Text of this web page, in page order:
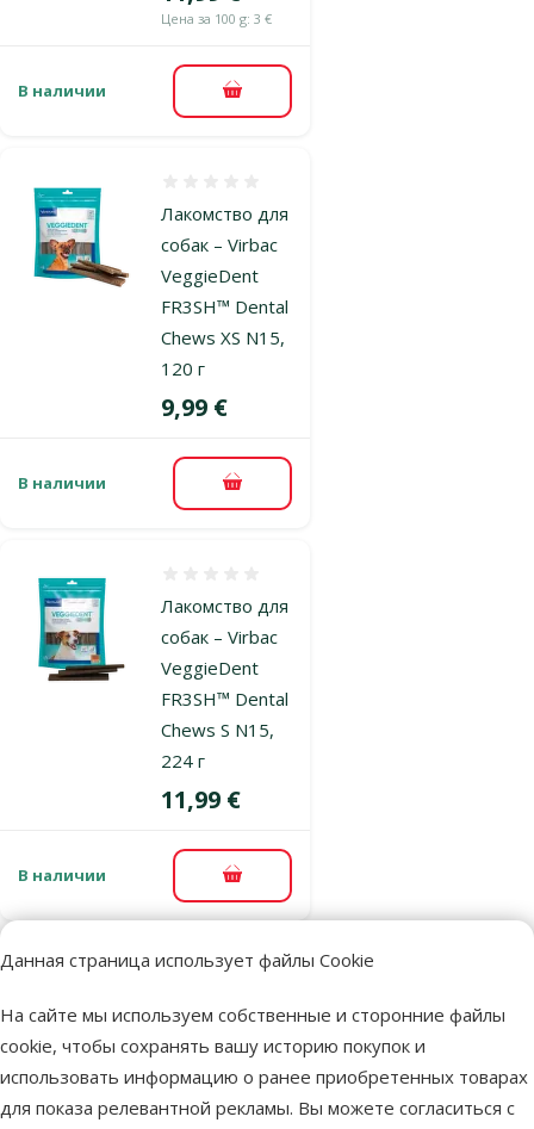
Данная страница использует файлы Cookie
На сайте мы используем собственные и сторонние файлы
cookie, чтобы сохранять вашу историю покупок и
использовать информацию о ранее приобретенных товарах
для показа релевантной рекламы. Вы можете согласиться с
Цена за 100 g: 3 €
В наличии В корзину
Лакомство для
собак – Virbac
VeggieDent
FR3SH™ Dental
Chews XS N15,
120 г
Цена
9,99 €
В наличии В корзину
Лакомство для
собак – Virbac
VeggieDent
FR3SH™ Dental
Chews S N15,
224 г
Цена
11,99 €
В наличии В корзину
собак – Virbac
VeggieDent
FR3SH™ Dental
Chews L N15,
Оценка 0%